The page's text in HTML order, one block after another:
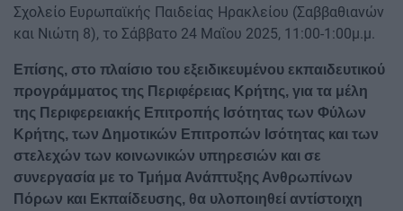
Σχολείο Ευρωπαϊκής Παιδείας Ηρακλείου (Σαββαθιανών
και Νιώτη 8), το Σάββατο 24 Μαΐου 2025, 11:00-1:00μ.μ.
Επίσης, στο πλαίσιο του εξειδικευμένου εκπαιδευτικού
προγράμματος της Περιφέρειας Κρήτης, για τα μέλη
της Περιφερειακής Επιτροπής Ισότητας των Φύλων
Κρήτης, των Δημοτικών Επιτροπών Ισότητας και των
στελεχών των κοινωνικών υπηρεσιών και σε
συνεργασία με το Τμήμα Ανάπτυξης Ανθρωπίνων
Πόρων και Εκπαίδευσης, θα υλοποιηθεί αντίστοιχη